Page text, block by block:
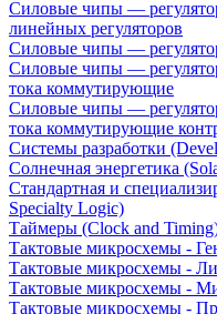
Силовые чипы —
линейных регуляторов
Силовые чипы —
Силовые чипы —
тока коммутирующие
Силовые чипы —
тока коммутирующие
Системы разработки
Солнечная энергетика
Стандартная и
Specialty Logic)
Таймеры (Clock and
Тактовые микросхемы -
Тактовые микросхемы -
Тактовые микросхемы -
Тактовые микросхемы -